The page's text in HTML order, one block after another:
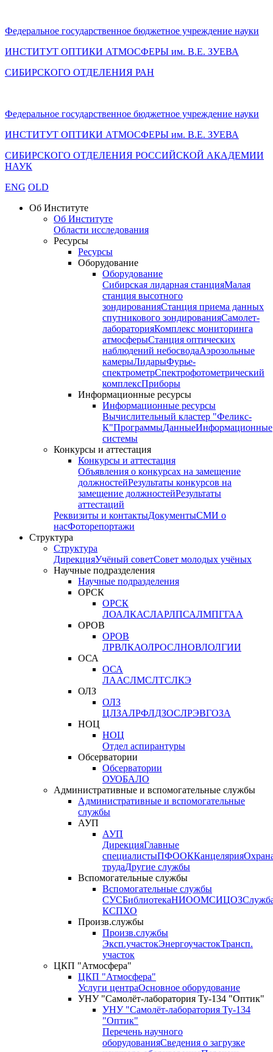
Федеральное государственное бюджетное учреждение науки
ИНСТИТУТ ОПТИКИ АТМОСФЕРЫ им. В.Е. ЗУЕВА
СИБИРСКОГО ОТДЕЛЕНИЯ РАН
Федеральное государственное бюджетное учреждение науки
ИНСТИТУТ ОПТИКИ АТМОСФЕРЫ им. В.Е. ЗУЕВА
СИБИРСКОГО ОТДЕЛЕНИЯ РОССИЙСКОЙ АКАДЕМИИ
НАУК
ENG OLD
Об Институте
Об Институте
Области исследования
Ресурсы
Ресурсы
Оборудование
Оборудование
Сибирская лидарная станцияМалая
станция высотного
зондированияСтанция приема данных
спутникового зондированияСамолет-
лабораторияКомплекс мониторинга
атмосферыСтанция оптических
наблюдений небосводаАэрозольные
камерыЛидарыФурье-
спектрометрСпектрофотометрический
комплексПриборы
Информационные ресурсы
Информационные ресурсы
Вычислительный кластер "Феликс-
К"ПрограммыДанныеИнформационные
системы
Конкурсы и аттестация
Конкурсы и аттестация
Объявления о конкурсах на замещение
должностейРезультаты конкурсов на
замещение должностейРезультаты
аттестаций
Реквизиты и контактыДокументыСМИ о
насФоторепортажи
Структура
Структура
ДирекцияУчёный советСовет молодых учёных
Научные подразделения
Научные подразделения
ОРСК
ОРСК
ЛОАЛКАСЛАРЛПСАЛМПГГАА
ОРОВ
ОРОВ
ЛРВЛКАОЛРОСЛНОВЛОЛГИИ
ОСА
ОСА
ЛААСЛМСЛТСЛКЭ
ОЛЗ
ОЛЗ
ЦЛЗАЛРФЛДЗОСЛРЭВГОЗА
НОЦ
НОЦ
Отдел аспирантуры
Обсерватории
Обсерватории
ОУОБАЛО
Административные и вспомогательные службы
Административные и вспомогательные
службы
АУП
АУП
ДирекцияГлавные
специалистыПФООККанцелярия
трудаДругие службы
Вспомогательные службы
Вспомогательные службы
СУСБиблиотекаНИООМСИЦОЗ
КСПХО
Произв.службы
Произв.службы
Эксп.участокЭнергоучастокТрансп.
участок
ЦКП "Атмосфера"
ЦКП "Атмосфера"
Услуги центраОсновное оборудование
УНУ "Самолёт-лаборатория Ту-134 "Оптик"
УНУ "Самолёт-лаборатория Ту-134
"Оптик"
Перечень научного
оборудованияСведения о загрузке